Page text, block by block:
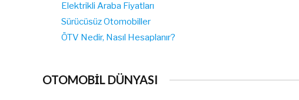
Elektrikli Araba Fiyatları
Sürücüsüz Otomobiller
ÖTV Nedir, Nasıl Hesaplanır?
OTOMOBİL DÜNYASI